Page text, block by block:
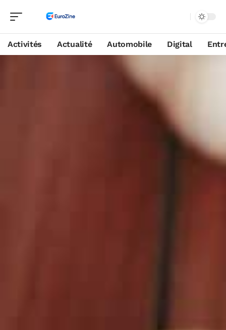
Activités Actualité Automobile Digital